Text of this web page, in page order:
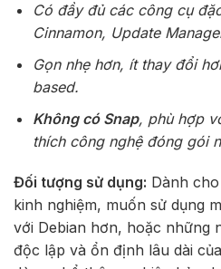
Có đầy đủ các công cụ
Cinnamon, Update
Gọn nhẹ hơn, ít thay đổi
based.
Không có Snap, phù hợp
thích công nghệ đóng gói
Đối tượng sử dụng: Dành
kinh nghiệm, muốn sử dụng
với Debian hơn, hoặc những
độc lập và ổn định lâu dài